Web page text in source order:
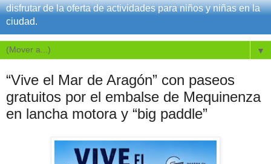
disfrutar de la oferta de actividades para niños y niñas en la
ciudad.
▼
“Vive el Mar de Aragón” con paseos
gratuitos por el embalse de Mequinenza
en lancha motora y “big paddle”